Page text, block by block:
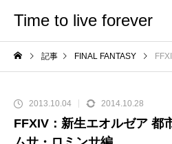
Time to live forever
記事 FINAL FANTASY FFXIV
2013.10.04 2014.10.28
FFXIV：新生エオルゼア 都